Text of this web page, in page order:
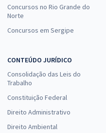
Concursos no Rio Grande do
Norte
Concursos em Sergipe
CONTEÚDO JURÍDICO
Consolidação das Leis do
Trabalho
Constituição Federal
Direito Administrativo
Direito Ambiental